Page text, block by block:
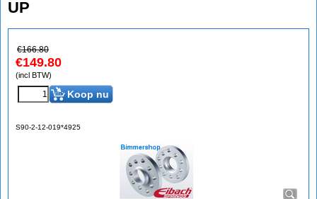
UP
€166.80
€149.80
(incl BTW)
Koop nu
S90-2-12-019*4925